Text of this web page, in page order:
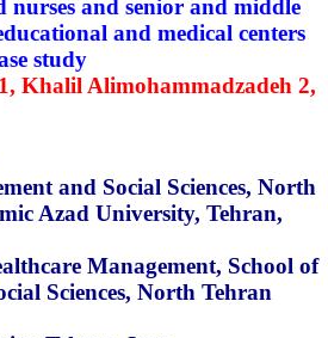
of head nurses and senior and
the educational and medical
– a case study
Chelan 1, Khalil
2
Management and Social
Islamic Azad University,
of Healthcare Management,
and Social Sciences, North